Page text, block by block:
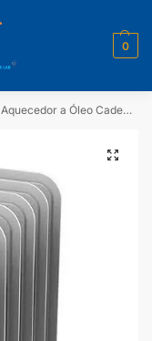
0
Aquecedor a Óleo Cadence Max Cinza AQC260